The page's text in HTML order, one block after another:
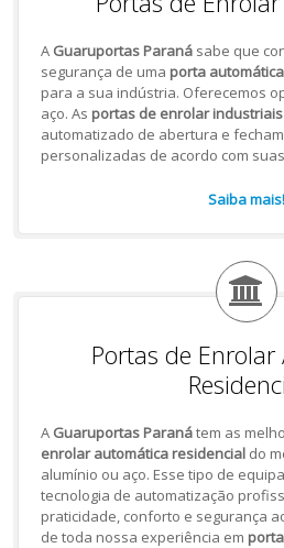
A Guaruportas Paranásabe que
segurança de uma porta
para a sua indústria. Oferecemos
aço. As portas de enrolar industriais
automatizado de abertura e
personalizadas de acordo com
Saiba mais!
Portas de
A Guaruportas Paranátem as
enrolar automática residencialdo
alumínio ou aço. Esse tipo de
tecnologia de automatização
praticidade, conforto e segurança
de toda nossa experiência em